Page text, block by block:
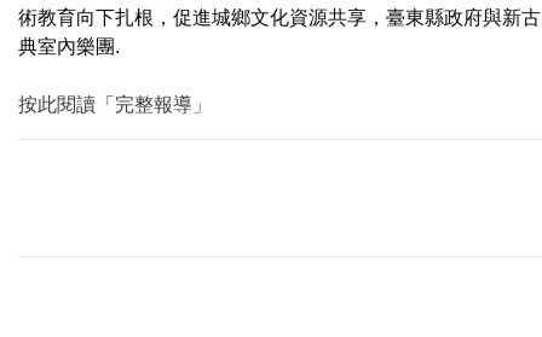
術教育向下扎根，促進城鄉文化資源共享，臺東縣政府與新古
典室內樂團.
按此閱讀「完整報導」